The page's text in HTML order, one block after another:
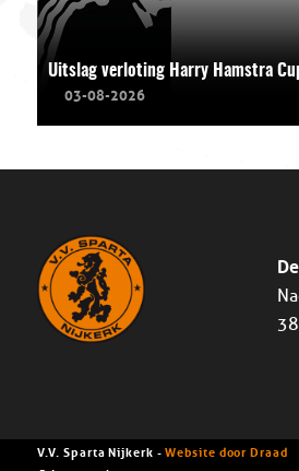
Uitslag verloting Harry Hamstra
03-08-2026
V.V. Sparta Nijkerk -Website door Draad